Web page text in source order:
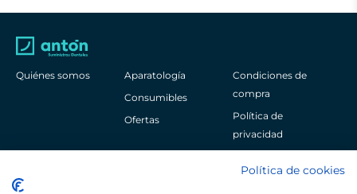
Quiénes somos
Aparatología
Consumibles
Ofertas
Condiciones de
compra
Política de
privacidad
Política de cookies